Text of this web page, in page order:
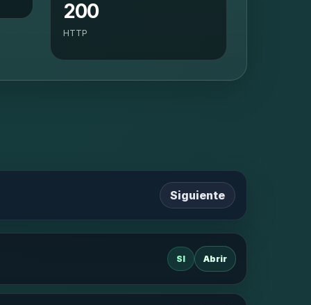
200
HTTP
Siguiente
SI Abrir